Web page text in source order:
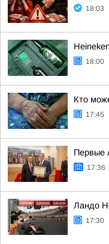
18:03
18:00
Кто
17:45
Первые
17:36
Ландо
17:30